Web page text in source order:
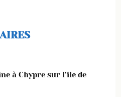
à Chypre sur l’île de